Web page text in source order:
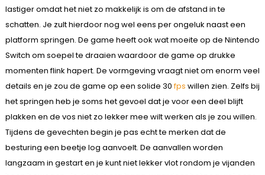
lastiger omdat het niet zo makkelijk is om de afstand in te
schatten. Je zult hierdoor nog wel eens per ongeluk naast een
platform springen. De game heeft ook wat moeite op de Nintendo
Switch om soepel te draaien waardoor de game op drukke
momenten flink hapert. De vormgeving vraagt niet om enorm veel
details en je zou de game op een solide 30fps willen zien. Zelfs bij
het springen heb je soms het gevoel dat je voor een deel blijft
plakken en de vos niet zo lekker mee wilt werken als je zou willen.
Tijdens de gevechten begin je pas echt te merken dat de
besturing een beetje log aanvoelt. De aanvallen worden
langzaam in gestart en je kunt niet lekker vlot rondom je vijanden